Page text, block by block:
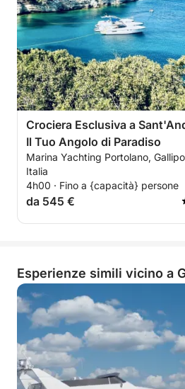
Crociera Esclusiva a
Il Tuo Angolo di Paradiso
Marina Yachting Portolano,
Italia
4h00 · Fino a {capacità} persone
da 545 €
Esperienze simili vicino a